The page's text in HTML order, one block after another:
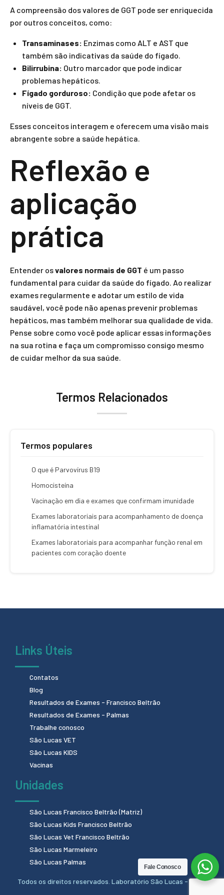
A compreensão dos valores de GGT pode ser enriquecida
por outros conceitos, como:
Transaminases: Enzimas como ALT e AST que
também são indicativas da saúde do fígado.
Bilirrubina: Outro marcador que pode indicar
problemas hepáticos.
Fígado gorduroso: Condição que pode afetar os
níveis de GGT.
Esses conceitos interagem e oferecem uma visão mais
abrangente sobre a saúde hepática.
Reflexão e
aplicação
prática
Entender osvalores normais de GGT é um passo
fundamental para cuidar da saúde do fígado. Ao realizar
exames regularmente e adotar um estilo de vida
saudável, você pode não apenas prevenir problemas
hepáticos, mas também melhorar sua qualidade de vida.
Pense sobre como você pode aplicar essas informações
na sua rotina e faça um compromisso consigo mesmo
de cuidar melhor da sua saúde.
Termos Relacionados
Termos populares
O que é Parvovírus B19
Homocisteína
Vacinação em dia e exames que confirmam imunidade
Exames laboratoriais para acompanhamento de doença
inflamatória intestinal
Exames laboratoriais para acompanhar função renal em
pacientes com coração doente
Links Úteis
Contatos
Blog
Resultados de Exames - Francisco Beltrão
Resultados de Exames - Palmas
Trabalhe conosco
São Lucas VET
São Lucas KIDS
Vacinas
Unidades
São Lucas Francisco Beltrão (Matriz)
São Lucas Kids Francisco Beltrão
São Lucas Vet Francisco Beltrão
São Lucas Marmeleiro
São Lucas Palmas
Todos os direitos reservados. Laboratório São Lucas - 2024.
Fale Conosco